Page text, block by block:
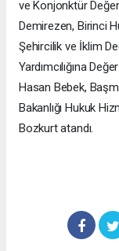
ve Konjonktür
Demirezen, Birinci
Şehircilik ve İklim
Yardımcılığına
Hasan Bebek,
Bakanlığı Hukuk
Bozkurt atandı.